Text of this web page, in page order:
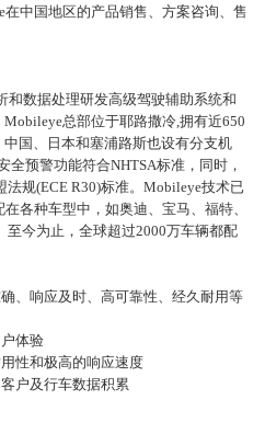
在中国地区的产品销售、方案咨询、售
和数据处理研发高级驾驶辅助系统和
总部位于耶路撒冷,拥有近650
国、日本和塞浦路斯也设有分支机
预警功能符合NHTSA标准，同时，
规(ECE R30)标准。Mobileye技术已
各种车型中，如奥迪、宝马、福特、
今为止，全球超过2000万车辆都配
、响应及时、高可靠性、经久耐用等
体验
性和极高的响应速度
户及行车数据积累